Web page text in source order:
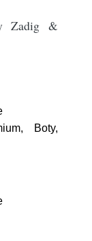
Zadig &
Boty,